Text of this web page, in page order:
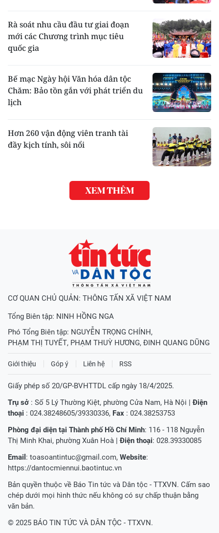
Rà soát nhu cầu đầu tư giai đoạn
mới các Chương trình mục tiêu
quốc gia
Bế mạc Ngày hội Văn hóa dân tộc
Chăm: Bảo tồn gắn với phát triển du
lịch
Hơn 260 vận động viên tranh tài
đầy kịch tính, sôi nổi
XEM THÊM
CƠ QUAN CHỦ QUẢN: THÔNG TẤN XÃ VIỆT NAM
Tổng Biên tập: NINH HỒNG NGA
Phó Tổng Biên tập: NGUYỄN TRỌNG CHÍNH ,
PHẠM THỊ TUYẾT, PHẠM THUỲ HƯƠNG, ĐINH QUANG DŨNG
Giới thiệu Góp ý Liên hệ RSS
Giấy phép số 20/GP-BVHTTDL cấp ngày 18/4/2025.
Trụ sở : Số 5 Lý Thường Kiệt, phường Cửa Nam, Hà Nội |Điện
thoại : 024.38248605/39330336, Fax : 024.38253753
Phòng đại diện tại Thành phố Hồ Chí Minh: 116 - 118 Nguyễn
Thị Minh Khai, phường Xuân Hoà |Điện thoại: 028.39330085
Email : toasoantintuc@gmail.com, Website:
https://dantocmiennui.baotintuc.vn
Bản quyền thuộc về Báo Tin tức và Dân tộc - TTXVN. Cấm sao
chép dưới mọi hình thức nếu không có sự chấp thuận bằng
văn bản.
© 2025 BÁO TIN TỨC VÀ DÂN TỘC - TTXVN.